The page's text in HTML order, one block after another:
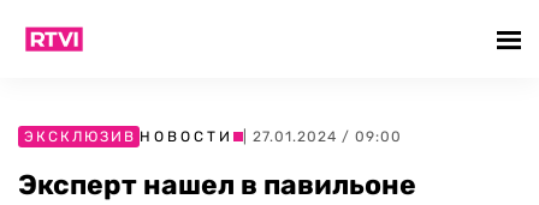
ЭКСКЛЮЗИВ НОВОСТИ | 27.01.2024 / 09:00
Эксперт нашел в павильоне